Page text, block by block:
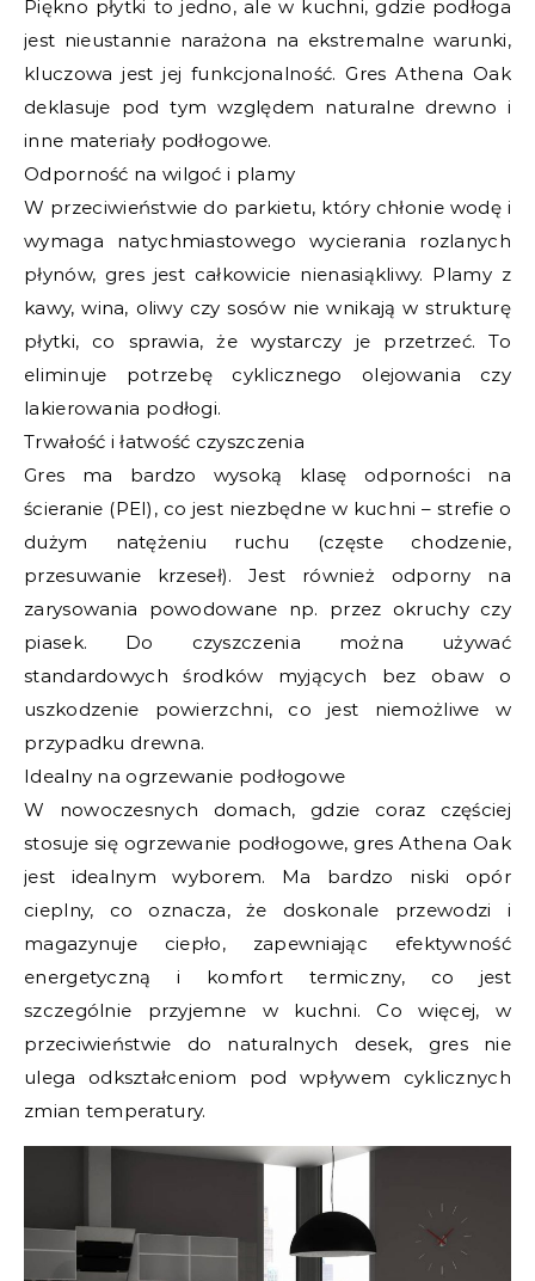
Piękno płytki to jedno, ale w kuchni, gdzie podłoga
jest nieustannie narażona na ekstremalne warunki,
kluczowa jest jej funkcjonalność. Gres Athena Oak
deklasuje pod tym względem naturalne drewno i
inne materiały podłogowe.
Odporność na wilgoć i plamy
W przeciwieństwie do parkietu, który chłonie wodę i
wymaga natychmiastowego wycierania rozlanych
płynów, gres jest całkowicie nienasiąkliwy. Plamy z
kawy, wina, oliwy czy sosów nie wnikają w strukturę
płytki, co sprawia, że wystarczy je przetrzeć. To
eliminuje potrzebę cyklicznego olejowania czy
lakierowania podłogi.
Trwałość i łatwość czyszczenia
Gres ma bardzo wysoką klasę odporności na
ścieranie (PEI), co jest niezbędne w kuchni – strefie o
dużym natężeniu ruchu (częste chodzenie,
przesuwanie krzeseł). Jest również odporny na
zarysowania powodowane np. przez okruchy czy
piasek. Do czyszczenia można używać
standardowych środków myjących bez obaw o
uszkodzenie powierzchni, co jest niemożliwe w
przypadku drewna.
Idealny na ogrzewanie podłogowe
W nowoczesnych domach, gdzie coraz częściej
stosuje się ogrzewanie podłogowe, gres Athena Oak
jest idealnym wyborem. Ma bardzo niski opór
cieplny, co oznacza, że doskonale przewodzi i
magazynuje ciepło, zapewniając efektywność
energetyczną i komfort termiczny, co jest
szczególnie przyjemne w kuchni. Co więcej, w
przeciwieństwie do naturalnych desek, gres nie
ulega odkształceniom pod wpływem cyklicznych
zmian temperatury.